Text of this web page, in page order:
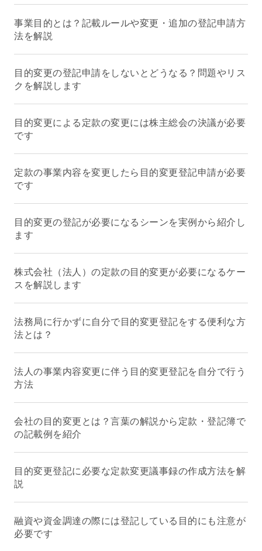
事業目的とは？記載ルールや変更・追加の登記申請方
法を解説
目的変更の登記申請をしないとどうなる？問題やリス
クを解説します
目的変更による定款の変更には株主総会の決議が必要
です
定款の事業内容を変更したら目的変更登記申請が必要
です
目的変更の登記が必要になるシーンを実例から紹介し
ます
株式会社（法人）の定款の目的変更が必要になるケー
スを解説します
法務局に行かずに自分で目的変更登記をする便利な方
法とは？
法人の事業内容変更に伴う目的変更登記を自分で行う
方法
会社の目的変更とは？言葉の解説から定款・登記簿で
の記載例を紹介
目的変更登記に必要な定款変更議事録の作成方法を解
説
融資や資金調達の際には登記している目的にも注意が
必要です